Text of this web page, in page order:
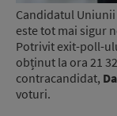
Candidatul
este tot mai sigur
Potrivit exit-poll-
obținut la ora 21
contracandidat,
voturi.